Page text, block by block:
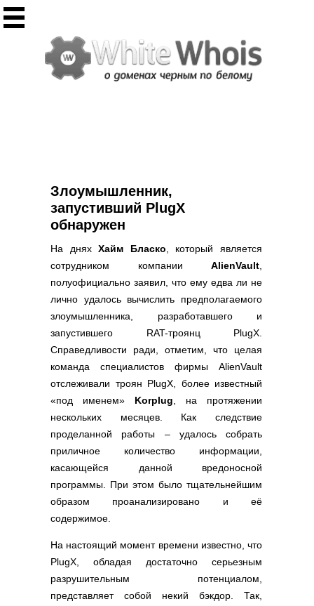
Инструменты
Массовый Whois
Регистрация домена
CHMOD калькулятор
Полезное
Новости о доменах
Статьи о доменах
FAQ по доменам
Полезные ссылки
Словари и списки
Программы
Скрипты
Злоумышленник,
запустивший PlugX
обнаружен
На дняхХайм Бласко , который является
сотрудником компании AlienVault
полуофициально заявил, что ему едва ли не
лично удалось вычислить предполагаемого
злоумышленника, разработавшего и
запустившего RAT-троянц PlugX.
Справедливости ради, отметим, что целая
команда специалистов фирмы AlienVault
отслеживали троян PlugX, более известный
«под именем» Korplug , на протяжении
нескольких месяцев. Как следствие
проделанной работы – удалось собрать
приличное количество информации,
касающейся данной вредоносной
программы. При этом было тщательнейшим
образом проанализировано и её
содержимое.
На настоящий момент времени известно, что
PlugX, обладая достаточно серьезным
разрушительным потенциалом,
представляет собой некий бэкдор. Так,